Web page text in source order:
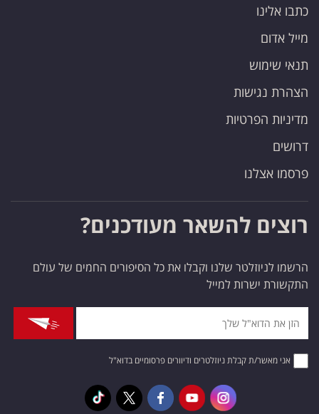
כתבו אלינו
מייל אדום
תנאי שימוש
הצהרת נגישות
מדיניות הפרטיות
דרושים
פרסמו אצלנו
רוצים להשאר מעודכנים?
הרשמו לניוזלטר שלנו וקבלו את כל הסיפורים החמים של עולם
התקשורת ישרות למייל
אני מאשר/ת קבלת ניוזלטרים ודיוורים פרסומיים בדוא"ל